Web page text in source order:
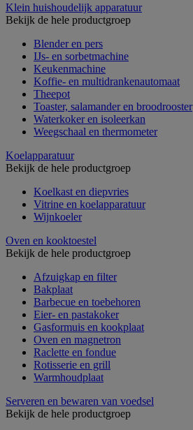
Klein huishoudelijk apparatuur
Bekijk de hele productgroep
Blender en pers
IJs- en sorbetmachine
Keukenmachine
Koffie- en multidrankenautomaat
Theepot
Toaster, salamander en broodrooster
Waterkoker en isoleerkan
Weegschaal en thermometer
Koelapparatuur
Bekijk de hele productgroep
Koelkast en diepvries
Vitrine en koelapparatuur
Wijnkoeler
Oven en kooktoestel
Bekijk de hele productgroep
Afzuigkap en filter
Bakplaat
Barbecue en toebehoren
Eier- en pastakoker
Gasformuis en kookplaat
Oven en magnetron
Raclette en fondue
Rotisserie en grill
Warmhoudplaat
Serveren en bewaren van voedsel
Bekijk de hele productgroep